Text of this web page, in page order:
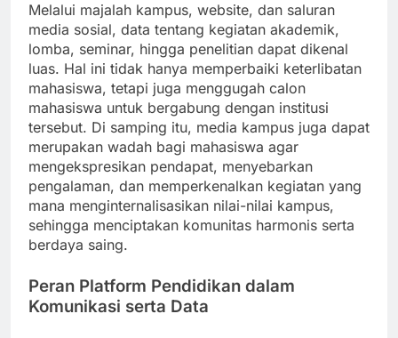
Melalui majalah kampus, website, dan saluran
media sosial, data tentang kegiatan akademik,
lomba, seminar, hingga penelitian dapat dikenal
luas. Hal ini tidak hanya memperbaiki keterlibatan
mahasiswa, tetapi juga menggugah calon
mahasiswa untuk bergabung dengan institusi
tersebut. Di samping itu, media kampus juga dapat
merupakan wadah bagi mahasiswa agar
mengekspresikan pendapat, menyebarkan
pengalaman, dan memperkenalkan kegiatan yang
mana menginternalisasikan nilai-nilai kampus,
sehingga menciptakan komunitas harmonis serta
berdaya saing.
Peran Platform Pendidikan dalam
Komunikasi serta Data